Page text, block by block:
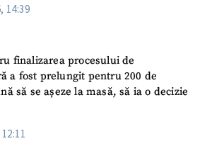
14:39
finalizarea procesului de
a fost prelungit pentru 200 de
să se așeze la masă, să ia o decizie